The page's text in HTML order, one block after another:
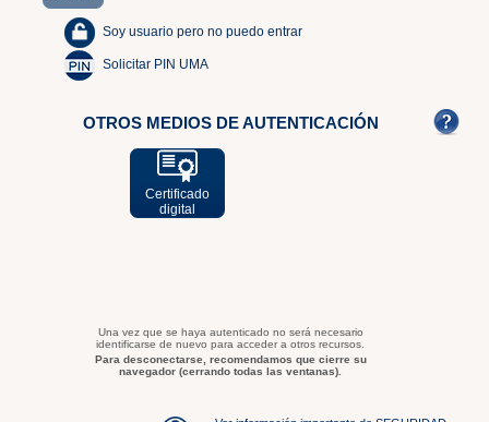
Soy usuario pero no puedo entrar
Solicitar PIN UMA
OTROS MEDIOS DE AUTENTICACIÓN
Certificado
digital
Una vez que se haya autenticado no será necesario
identificarse de nuevo para acceder a otros recursos.
Para desconectarse, recomendamos que cierre su
navegador (cerrando todas las ventanas).